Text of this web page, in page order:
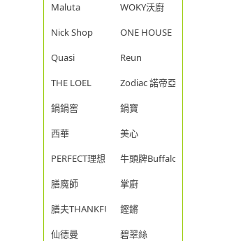
Maluta
WOKY沃廚
Nick Shop
ONE HOUSE
Quasi
Reun
THE LOEL
Zodiac 諾帝亞
鍋鍋窖
鍋寶
西華
美心
PERFECT理想
牛頭牌Buffalo
膳魔師
掌廚
膳夫THANKFUL
鏗鏘
仙德曼
碧翠絲